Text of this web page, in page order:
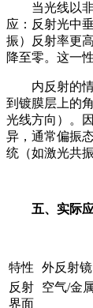
当光线以
应：反射光中
振）反射率更
降至零。这一
内反射的
到镀膜层上的
光线方向）。
异，通常偏振
统（如激光共
五、实际
特性 外反射镜
反射
界面
空气/金